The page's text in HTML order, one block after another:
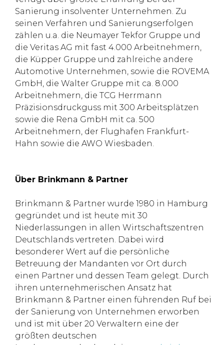
Sanierung insolventer Unternehmen. Zu
seinen Verfahren und Sanierungserfolgen
zählen u.a. die Neumayer Tekfor Gruppe und
die Veritas AG mit fast 4.000 Arbeitnehmern,
die Küpper Gruppe und zahlreiche andere
Automotive Unternehmen, sowie die ROVEMA
GmbH, die Walter Gruppe mit ca. 8.000
Arbeitnehmern, die TCG Herrmann
Präzisionsdruckguss mit 300 Arbeitsplätzen
sowie die Rena GmbH mit ca. 500
Arbeitnehmern, der Flughafen Frankfurt-
Hahn sowie die AWO Wiesbaden.
Über Brinkmann & Partner
Brinkmann & Partner wurde 1980 in Hamburg
gegründet und ist heute mit 30
Niederlassungen in allen Wirtschaftszentren
Deutschlands vertreten. Dabei wird
besonderer Wert auf die persönliche
Betreuung der Mandanten vor Ort durch
einen Partner und dessen Team gelegt. Durch
ihren unternehmerischen Ansatz hat
Brinkmann & Partner einen führenden Ruf bei
der Sanierung von Unternehmen erworben
und ist mit über 20 Verwaltern eine der
größten deutschen